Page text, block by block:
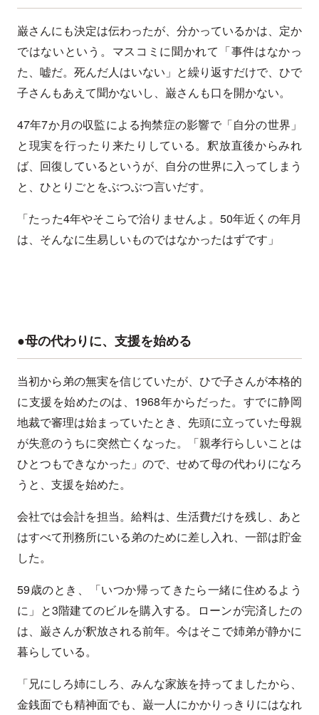
巌さんにも決定は伝わったが、分かっているかは、定か
ではないという。マスコミに聞かれて「事件はなかっ
た、嘘だ。死んだ人はいない」と繰り返すだけで、ひで
子さんもあえて聞かないし、巌さんも口を開かない。
47年7か月の収監による拘禁症の影響で「自分の世界」
と現実を行ったり来たりしている。釈放直後からみれ
ば、回復しているというが、自分の世界に入ってしまう
と、ひとりごとをぶつぶつ言いだす。
「たった4年やそこらで治りませんよ。50年近くの年月
は、そんなに生易しいものではなかったはずです」
●母の代わりに、支援を始める
当初から弟の無実を信じていたが、ひで子さんが本格的
に支援を始めたのは、1968年からだった。すでに静岡
地裁で審理は始まっていたとき、先頭に立っていた母親
が失意のうちに突然亡くなった。「親孝行らしいことは
ひとつもできなかった」ので、せめて母の代わりになろ
うと、支援を始めた。
会社では会計を担当。給料は、生活費だけを残し、あと
はすべて刑務所にいる弟のために差し入れ、一部は貯金
した。
59歳のとき、「いつか帰ってきたら一緒に住めるよう
に」と3階建てのビルを購入する。ローンが完済したの
は、巌さんが釈放される前年。今はそこで姉弟が静かに
暮らしている。
「兄にしろ姉にしろ、みんな家族を持ってましたから、
金銭面でも精神面でも、巌一人にかかりっきりにはなれ